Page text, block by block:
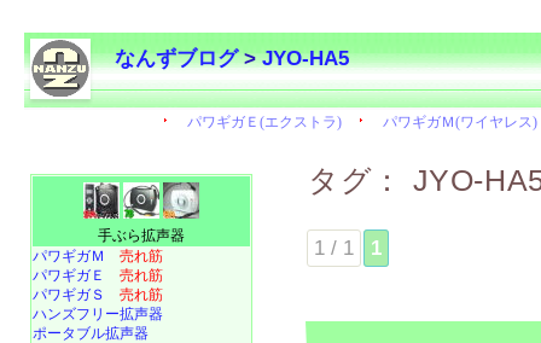
なんずブログ>JYO-HA5
タグ： JYO-
1 / 1 1
手ぶら拡声器
パワギガＭ 売れ筋
パワギガＥ 売れ筋
パワギガＳ 売れ筋
ハンズフリー拡声器
ポータブル拡声器